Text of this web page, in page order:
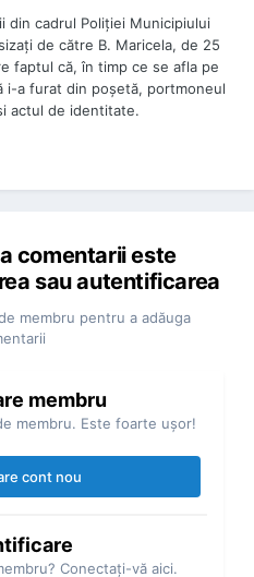
din cadrul Poliţiei Municipiului
de către B. Maricela, de 25
faptul că, în timp ce se afla pe
i-a furat din poşetă, portmoneul
actul de identitate.
comentarii este
sau autentificarea
membru pentru a adăuga
membru
membru. Este foarte uşor!
cont nou
Conectaţi-vă aici.